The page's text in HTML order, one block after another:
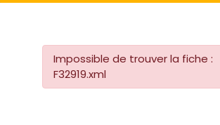
Impossible de trouver la fiche :
F32919.xml